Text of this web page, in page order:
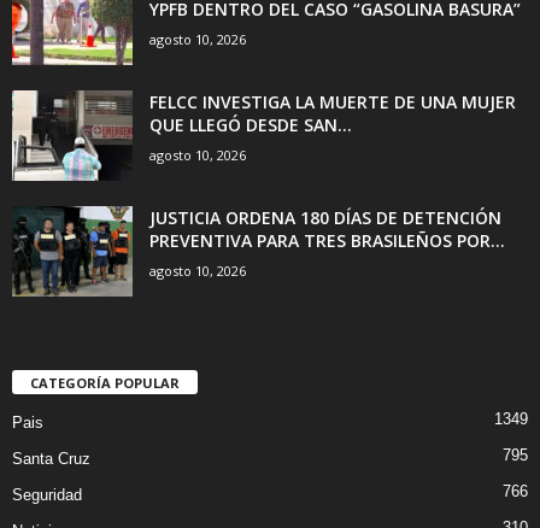
YPFB DENTRO DEL CASO “GASOLINA BASURA”
agosto 10, 2026
FELCC INVESTIGA LA MUERTE DE UNA MUJER
QUE LLEGÓ DESDE SAN...
agosto 10, 2026
JUSTICIA ORDENA 180 DÍAS DE DETENCIÓN
PREVENTIVA PARA TRES BRASILEÑOS POR...
agosto 10, 2026
CATEGORÍA POPULAR
Pais 1349
Santa Cruz 795
Seguridad 766